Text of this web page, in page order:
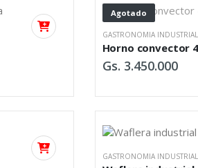
Agotado
GASTRONOMIA INDUSTRIAL
Horno convector 4
Gs. 3.450.000
GASTRONOMIA INDUSTRIAL